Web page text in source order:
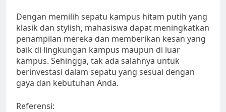
Dengan memilih sepatu kampus hitam putih yang
klasik dan stylish, mahasiswa dapat meningkatkan
penampilan mereka dan memberikan kesan yang
baik di lingkungan kampus maupun di luar
kampus. Sehingga, tak ada salahnya untuk
berinvestasi dalam sepatu yang sesuai dengan
gaya dan kebutuhan Anda.
Referensi: